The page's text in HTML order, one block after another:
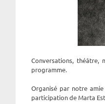
Conversations, théâtre,
programme.
Organisé par notre
participation de Marta